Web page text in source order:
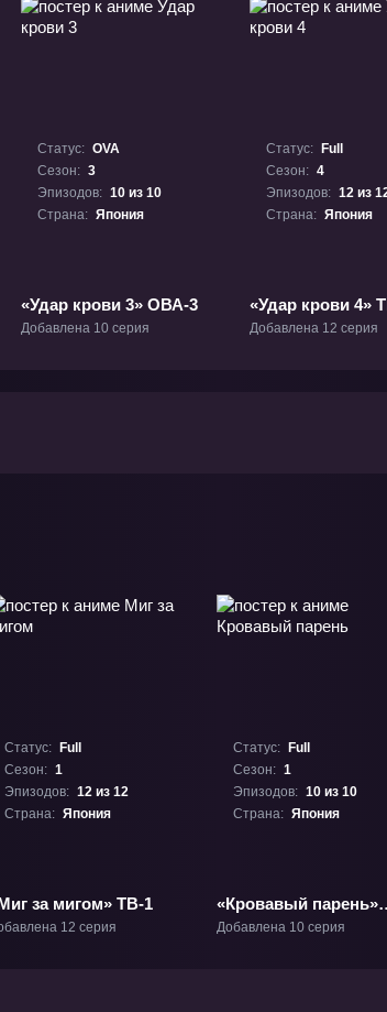
Статус: OVA
Сезон: 3
Эпизодов: 10 из 10
Страна: Япония
«Удар крови 3» ОВА-3
Добавлена 10 серия
Статус:
Full
Сезон: 4
Эпизодов: 12 из
Страна: Япония
«Удар крови 4»
Добавлена 12 серия
Статус:
Full
Сезон: 1
Эпизодов: 12 из 12
Страна: Япония
за мигом» ТВ-1
12 серия
Статус:
Full
Сезон: 1
Эпизодов: 10 из 10
Страна: Япония
«Кровавый парень»
ТВ-1
Добавлена 10 серия